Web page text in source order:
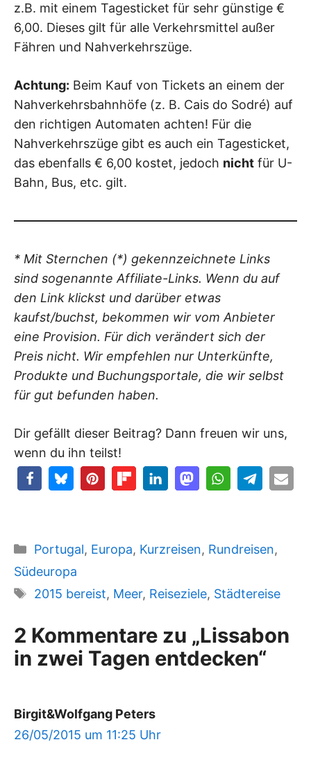
z.B. mit einem Tagesticket für sehr günstige €
6,00. Dieses gilt für alle Verkehrsmittel außer
Fähren und Nahverkehrszüge.
Achtung: Beim Kauf von Tickets an einem der
Nahverkehrsbahnhöfe (z. B. Cais do Sodré) auf
den richtigen Automaten achten! Für die
Nahverkehrszüge gibt es auch ein Tagesticket,
das ebenfalls € 6,00 kostet, jedoch nicht für U-
Bahn, Bus, etc. gilt.
* Mit Sternchen (*) gekennzeichnete Links
sind sogenannte Affiliate-Links. Wenn du auf
den Link klickst und darüber etwas
kaufst/buchst, bekommen wir vom Anbieter
eine Provision. Für dich verändert sich der
Preis nicht. Wir empfehlen nur Unterkünfte,
Produkte und Buchungsportale, die wir selbst
für gut befunden haben.
Dir gefällt dieser Beitrag? Dann freuen wir uns,
wenn du ihn teilst!
Kategorien
Portugal, Europa, Kurzreisen, Rundreisen,
Südeuropa
Schlagwörter
2015 bereist, Meer, Reiseziele, Städtereise
2 Kommentare zu „Lissabon
in zwei Tagen entdecken“
Birgit&Wolfgang Peters
26/05/2015 um 11:25 Uhr